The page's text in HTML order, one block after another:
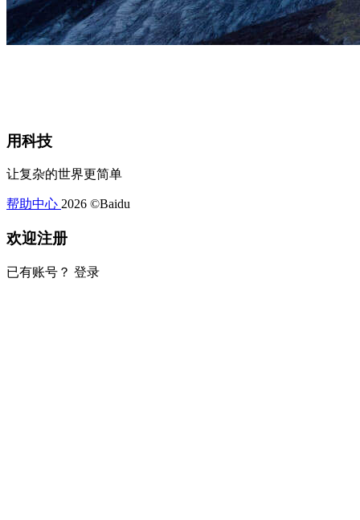
用科技
让复杂的世界更简单
帮助中心 2026 ©Baidu
欢迎注册
已有账号？ 登录